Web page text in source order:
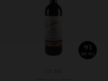
93
RP WA